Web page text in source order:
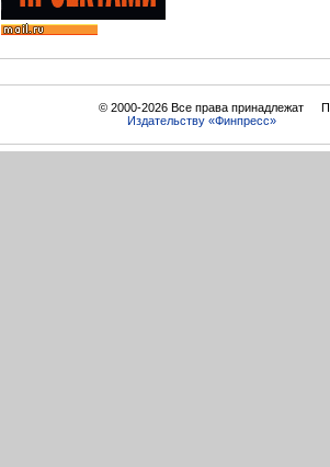
© 2000-2026 Все права принадлежат
Издательству «Финпресс»